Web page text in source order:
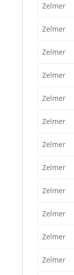
Zelmer
Zelmer
Zelmer
Zelmer
Zelmer
Zelmer
Zelmer
Zelmer
Zelmer
Zelmer
Zelmer
Zelmer